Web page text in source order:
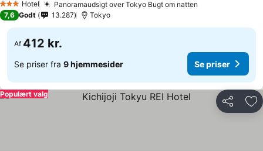
3 StjernerHotel Panoramaudsigt over Tokyo Bugt om natten
7,6 Godt 13.287 Tokyo
Af 412 kr.
Se priser fra 9 hjemmesider Se priser
Del
Populært valg